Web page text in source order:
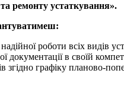
та ремонту устаткування».
роботи всіх видів
документації в своїй
згідно графіку планово-